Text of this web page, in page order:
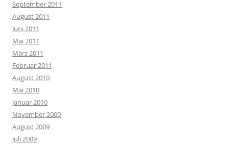
September 2011
August 2011
Juni 2011
Mai 2011
März 2011
Februar 2011
August 2010
Mai 2010
Januar 2010
November 2009
August 2009
Juli 2009